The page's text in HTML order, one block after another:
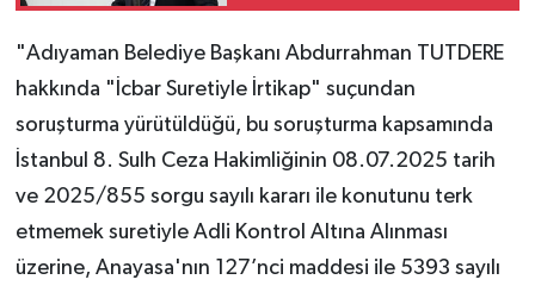
"Adıyaman Belediye Başkanı Abdurrahman TUTDERE
hakkında "İcbar Suretiyle İrtikap" suçundan
soruşturma yürütüldüğü, bu soruşturma kapsamında
İstanbul 8. Sulh Ceza Hakimliğinin 08.07.2025 tarih
ve 2025/855 sorgu sayılı kararı ile konutunu terk
etmemek suretiyle Adli Kontrol Altına Alınması
üzerine, Anayasa'nın 127’nci maddesi ile 5393 sayılı